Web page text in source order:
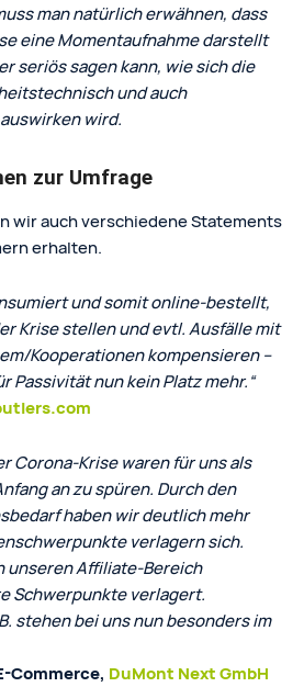
man natürlich erwähnen, dass
eine Momentaufnahme darstellt
seriös sagen kann, wie sich die
und auch
wird.
zur Umfrage
wir auch verschiedene Statements
erhalten.
und somit online-bestellt,
Krise stellen und evtl. Ausfälle mit
Kooperationen kompensieren –
Passivität nun kein Platz mehr.“
Corona-Krise waren für uns als
an zu spüren. Durch den
haben wir deutlich mehr
verlagern sich.
unseren Affiliate-Bereich
Schwerpunkte verlagert.
stehen bei uns nun besonders im
Commerce, DuMont Next GmbH